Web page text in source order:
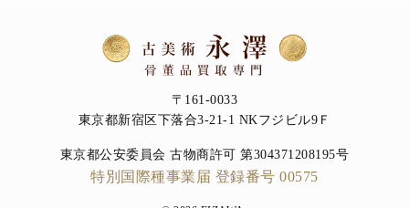
〒161-0033
東京都新宿区下落合3-21-1 NKフジビル9Ｆ
東京都公安委員会 古物商許可 第304371208195号
特別国際種事業届 登録番号 00575